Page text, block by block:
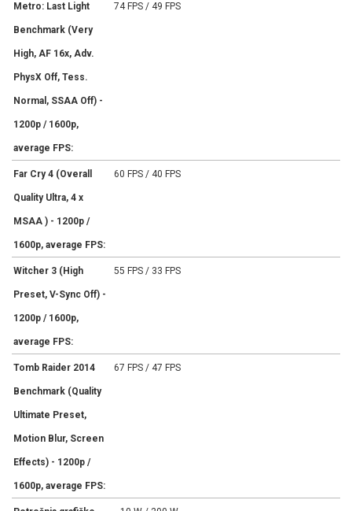
Metro: Last Light
Benchmark (Very
High, AF 16x, Adv.
PhysX Off, Tess.
Normal, SSAA Off) -
1200p / 1600p,
average FPS:
74 FPS / 49 FPS
Far Cry 4 (Overall
Quality Ultra, 4 x
MSAA ) - 1200p /
1600p, average FPS:
60 FPS / 40 FPS
Witcher 3 (High
Preset, V-Sync Off) -
1200p / 1600p,
average FPS:
55 FPS / 33 FPS
Tomb Raider 2014
Benchmark (Quality
Ultimate Preset,
Motion Blur, Screen
Effects) - 1200p /
1600p, average FPS:
67 FPS / 47 FPS